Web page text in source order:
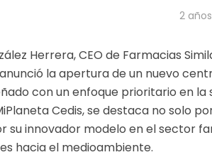
2
Herrera, CEO de Farmacias
la apertura de un nuevo
con un enfoque prioritario en
Cedis, se destaca no solo
su innovador modelo en el sector
hacia el medioambiente.